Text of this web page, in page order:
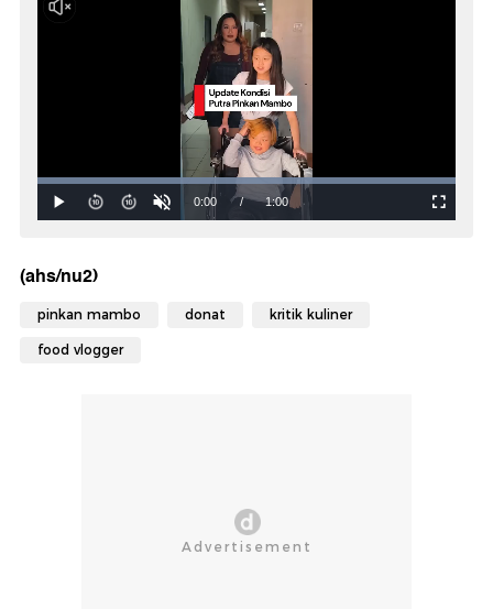
(ahs/nu2)
pinkan mambo donat kritik kuliner
food vlogger